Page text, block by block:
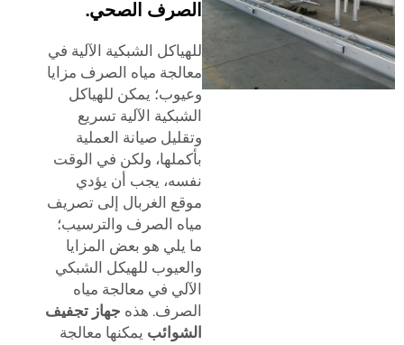
الصرف الصحي.
للهياكل الشبكية الآلية في
معالجة مياه الصرف مزايا
وعيوب؛ يمكن للهياكل
الشبكية الآلية تسريع
وتقليل صيانة العملية
بأكملها، ولكن في الوقت
نفسه، يجب أن يؤدي
موقع الغربال إلى تصريف
مياه الصرف والترسيب؛
ما يلي هو بعض المزايا
والعيوب للهيكل الشبكي
الآلي في معالجة مياه
الصرف. هذه جهاز تجفيف
الشوائب يمكنها معالجة